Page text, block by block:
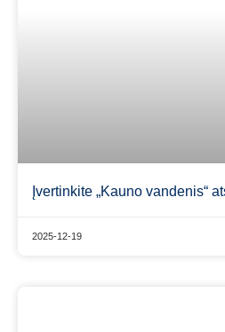
Įvertinkite „Kauno vandenis“
2025-12-19